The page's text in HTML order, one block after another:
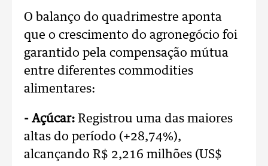
O balanço do quadrimestre aponta
que o crescimento do agronegócio foi
garantido pela compensação mútua
entre diferentes commodities
alimentares:
- Açúcar: Registrou uma das maiores
altas do período (+28,74%),
alcançando R$ 2,216 milhões (US$